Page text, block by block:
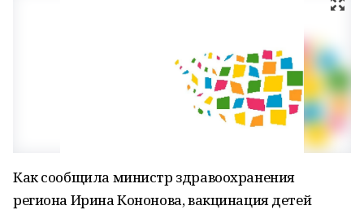
Как сообщила министр здравоохранения
региона Ирина Кононова, вакцинация детей